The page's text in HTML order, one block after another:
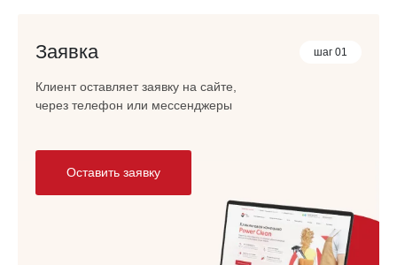
шаг 01
Заявка
Клиент оставляет заявку на сайте,
через телефон или мессенджеры
Оставить заявку